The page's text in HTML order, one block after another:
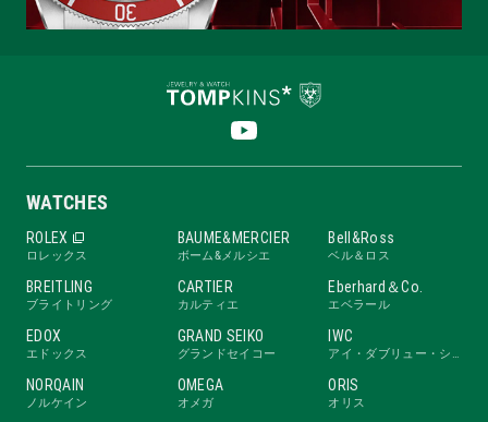
WATCHES
ROLEX
ロレックス
BAUME&MERCIER
ボーム&メルシエ
Bell&Ross
ベル＆ロス
BREITLING
ブライトリング
CARTIER
カルティエ
Eberhard＆Co.
エベラール
EDOX
エドックス
GRAND SEIKO
グランドセイコー
IWC
アイ・ダブリュー・シー
NORQAIN
ノルケイン
OMEGA
オメガ
ORIS
オリス